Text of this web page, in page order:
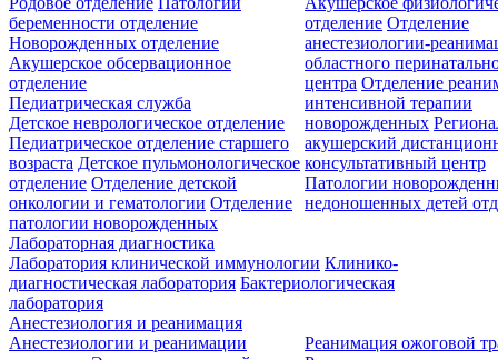
беременности отделение
Новорожденных отделение
Акушерское обсервационное
отделение
отделение Отделение
анестезиологии-
областного
центра Отделение
интенсивной терапии
новорожденных
акушерский
консультативный центр
Патологии
недоношенных детей
Педиатрическая служба
Детское неврологическое отделение
Педиатрическое отделение старшего
возраста Детское пульмонологическое
отделение Отделение детской
онкологии и гематологии Отделение
патологии новорожденных
Лабораторная диагностика
Лаборатория клинической иммунологии Клинико-
диагностическая лаборатория Бактериологическая
лаборатория
Анестезиология и реанимация
Анестезиологии и реанимации
Реанимация ожоговой